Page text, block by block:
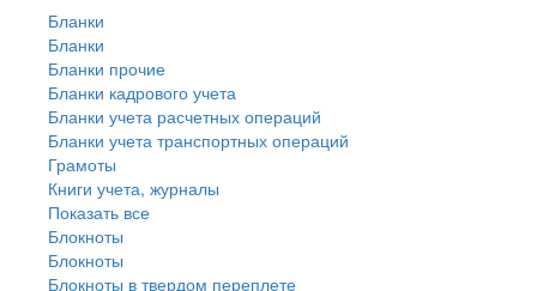
Бланки
Бланки
Бланки прочие
Бланки кадрового учета
Бланки учета расчетных операций
Бланки учета транспортных операций
Грамоты
Книги учета, журналы
Показать все
Блокноты
Блокноты
Блокноты в твердом переплете